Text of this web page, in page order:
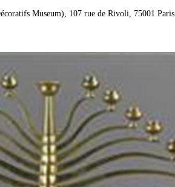
Museum), 107 rue de Rivoli, 75001 Paris